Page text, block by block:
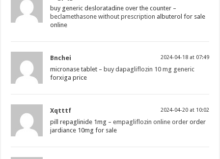
buy generic desloratadine over the counter –
beclamethasone without prescription albuterol for sale
online
Bnchei 2024-04-18 at 07:49
micronase tablet – buy dapagliflozin 10 mg generic
forxiga price
Xqtttf 2024-04-20 at 10:02
pill repaglinide 1mg –empagliflozin online order order
jardiance 10mg for sale